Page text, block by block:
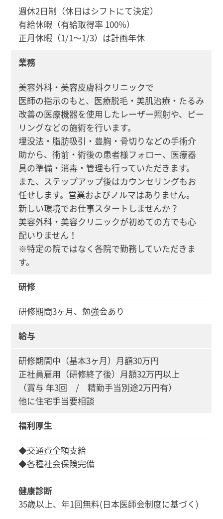
週休2日制（休日はシフトにて決定）
有給休暇（有給取得率 100%）
正月休暇（1/1〜1/3）は計画年休
業務
美容外科・美容皮膚科クリニックで
医師の指示のもと、医療脱毛・美肌治療・たるみ
改善の医療機器を使用したレーザー照射や、ピー
リングなどの施術を行います。
埋没法・脂肪吸引・豊胸・骨切りなどの手術介
助から、術前・術後の患者様フォロー、医療器
具の準備・消毒・管理も行っていただきます。
また、ステップアップ後はカウンセリングもお
任せします。営業およびノルマはありません。
新しい環境でお仕事スタートしませんか？
美容外科・美容クリニックが初めての方でも心
配いりません！
※特定の院ではなく各院で勤務していただきま
す。
研修
研修期間3ヶ月、勉強会あり
給与
研修期間中（基本3ヶ月）月額30万円
正社員雇用（研修終了後）月額32万円以上
（賞与 年3回 / 精勤手当別途2万円有）
他に住宅手当要相談
福利厚生
◆交通費全額支給
◆各種社会保険完備
健康診断
35歳以上、年1回無料(日本医師会制度に基づく)